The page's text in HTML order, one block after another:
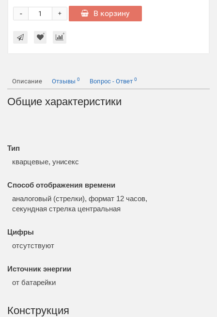
+
- В корзину
Описание Отзывы 0 Вопрос - Ответ 0
Общие характеристики
Тип
кварцевые, унисекс
Способ отображения времени
аналоговый (стрелки), формат 12 часов,
секундная стрелка центральная
Цифры
отсутствуют
Источник энергии
от батарейки
Конструкция